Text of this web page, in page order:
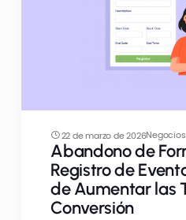
22 de marzo de 2026Negocios
Abandono de
Registro de
de Aumentar las
Conversión